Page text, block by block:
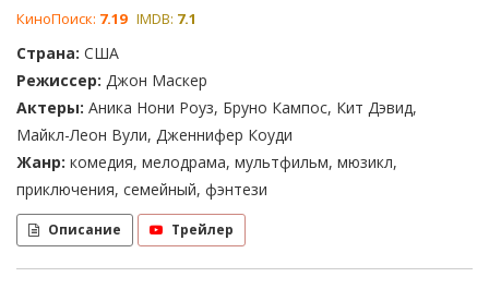
КиноПоиск: 7.19 IMDB: 7.1
Страна: США
Режиссер: Джон Маскер
Актеры: Аника Нони Роуз, Бруно Кампос, Кит Дэвид,
Майкл-Леон Вули, Дженнифер Коуди
Жанр: комедия, мелодрама, мультфильм, мюзикл,
приключения, семейный, фэнтези
Описание Трейлер